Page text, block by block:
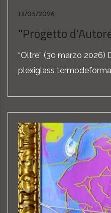
13/05/2026
"Progetto
“Oltre” (30 marzo 2026)
plexiglass